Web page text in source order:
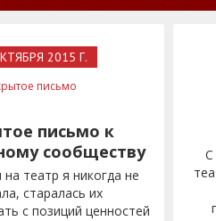
2015 Г.
письмо
письмо к
сообществу
театр я никогда не
старалась их
с позиций ценностей
С